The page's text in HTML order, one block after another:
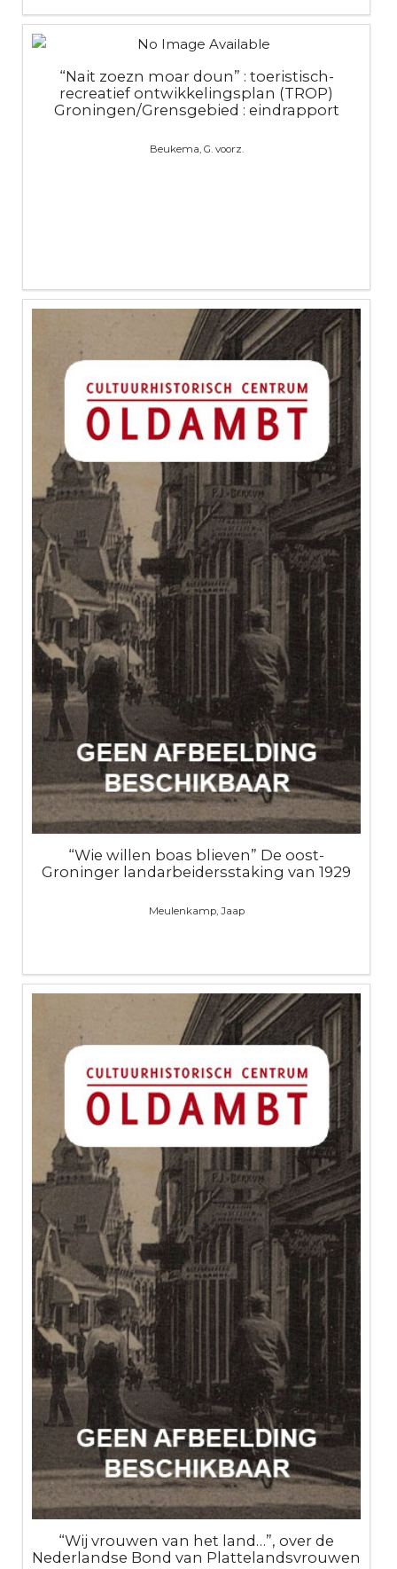
“Nait zoezn moar doun” : toeristisch-
recreatief ontwikkelingsplan (TROP)
Groningen/Grensgebied : eindrapport
Beukema, G. voorz.
“Wie willen boas blieven” De oost-
Groninger landarbeidersstaking van 1929
Meulenkamp, Jaap
“Wij vrouwen van het land…”, over de
Nederlandse Bond van Plattelandsvrouwen